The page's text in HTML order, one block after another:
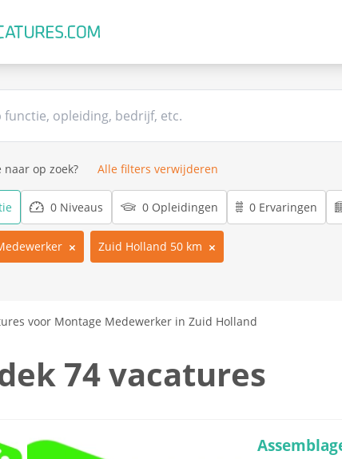
op zoek? Alle filters verwijderen
0 Niveaus 0 Opleidingen 0 Ervaringen
Zuid Holland 50 km
voor Montage Medewerker in Zuid Holland
74 vacatures